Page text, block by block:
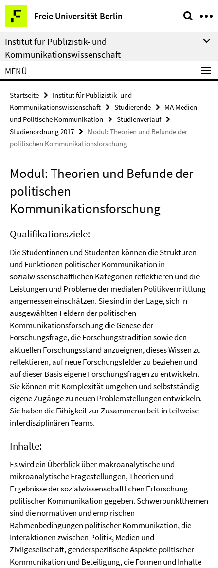
Springe
direkt
zu
Inhalt
Freie Universität Berlin
Service-
Navigation
Institut für Publizistik- und
Kommunikationswissenschaft
MENÜ
Startseite
Institut für Publizistik- und
Kommunikationswissenschaft
Studierende
MA Medien
und Politische Kommunikation
Studienverlauf
Studienordnung 2017
Modul: Theorien und Befunde der
politischen Kommunikationsforschung
Modul: Theorien und Befunde der
politischen
Kommunikationsforschung
Qualifikationsziele:
Die Studentinnen und Studenten können die Strukturen
und Funktionen politischer Kommunikation in
sozialwissenschaftlichen Kategorien reflektieren und die
Leistungen und Probleme der medialen Politikvermittlung
angemessen einschätzen. Sie sind in der Lage, sich in
ausgewählten Feldern der politischen
Kommunikationsforschung die Genese der
Forschungsfrage, die Forschungstradition sowie den
aktuellen Forschungsstand anzueignen, dieses Wissen zu
reflektieren, auf neue Forschungsfelder zu beziehen und
auf dieser Basis eigene Forschungsfragen zu entwickeln.
Sie können mit Komplexität umgehen und selbstständig
eigene Zugänge zu neuen Problemstellungen entwickeln.
Sie haben die Fähigkeit zur Zusammenarbeit in teilweise
interdisziplinären Teams.
Inhalte:
Es wird ein Überblick über makroanalytische und
mikroanalytische Fragestellungen, Theorien und
Ergebnisse der sozialwissenschaftlichen Erforschung
politischer Kommunikation gegeben. Schwerpunktthemen
sind die normativen und empirischen
Rahmenbedingungen politischer Kommunikation, die
Interaktionen zwischen Politik, Medien und
Zivilgesellschaft, genderspezifische Aspekte politischer
Kommunikation und Beteiligung, die Formen und Inhalte